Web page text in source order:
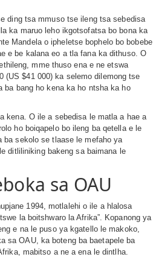
ding tsa mmuso tse ileng tsa sebedisa
ka maruo leho ikgotsofatsa bo bona ka
Mandela o ipheletse bophelo bo bobebe
e be kalana eo a tla fana ka dithuso. O
mme thuso ena e ne etswa
(US $41 000) ka selemo dilemong tse
ba bang ho kena ka ho ntsha ka ho
kena. O ile a sebedisa le matla a hae a
ho boiqapelo bo ileng ba qetella e le
ba sekolo se tlaase le mefaho ya
ditliliniking bakeng sa baimana le
sa OAU
1994, motlalehi o ile a hlalosa
la boitshwaro la Afrika”. Kopanong ya
e na le puso ya kgatello le makoko,
sa OAU, ka boteng ba baetapele ba
mabitso a ne a ena le dintlha.